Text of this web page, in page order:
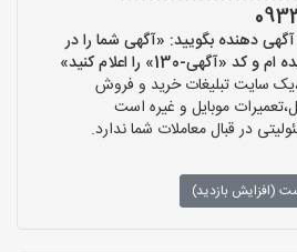
دهنده بگویید: «آگهی شما را در
130» را اعلام کنید»
سایت تبلیغات خرید و فروش
موبایل و غیره است
در قبال معاملات شما ندارد.
(افزایش بازدید)